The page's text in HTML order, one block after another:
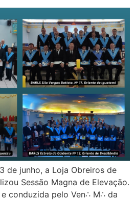
de junho, a Loja Obreiros de
Sessão Magna de Elevação.
conduzida pelo Ven∴ M∴ da